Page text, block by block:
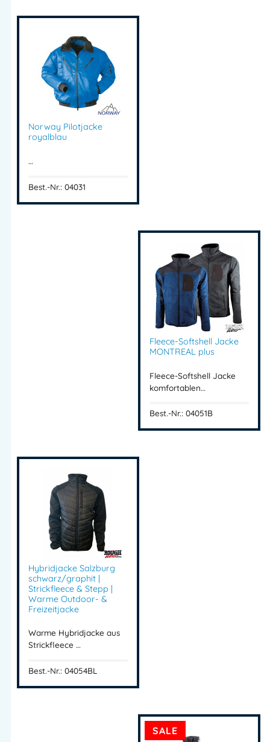
zwei Seitentaschen, Daumenschlaufen und sportlichem
Strick Softshell Jacke
Strick-Softshell Arbeitsjacke
Hybridjacke Strick Softshell
Softshelljacke natur melange
Moderne Berufsbekleidung Jacke
Arbeitsjacke Strickgewebe
Softshell verstärkte Jacke
Funktionale Arbeitsjacke
Norway Pilotjacke
royalblau
…
Best.-Nr.: 04031
Fleece-Softshell Jacke
MONTREAL plus
Fleece-Softshell Jacke
komfortablen…
Best.-Nr.: 04051B
Hybridjacke Salzburg
schwarz/graphit |
Strickfleece & Stepp |
Warme Outdoor- &
Freizeitjacke
Warme Hybridjacke aus
Strickfleece …
Best.-Nr.: 04054BL
SALE